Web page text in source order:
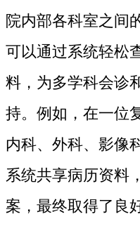
院内部各科室之间
可以通过系统轻松
料，为多学科会诊
持。例如，在一位
内科、外科、影像
系统共享病历资料
案，最终取得了良